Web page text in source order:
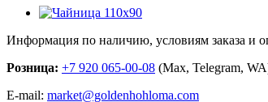
Информация по наличию, условиям заказа и
Розница: +7 920 065-00-08 (Max, Telegram,
E-mail: market@goldenhohloma.com